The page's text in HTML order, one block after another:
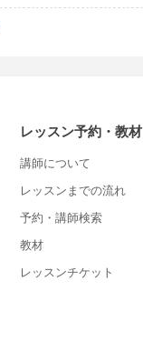
レッスン予約・教材
講師について
レッスンまでの流れ
予約・講師検索
教材
レッスンチケット